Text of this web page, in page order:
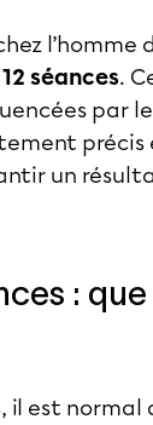
l’homme
séances.
par
précis
un
: que
il est